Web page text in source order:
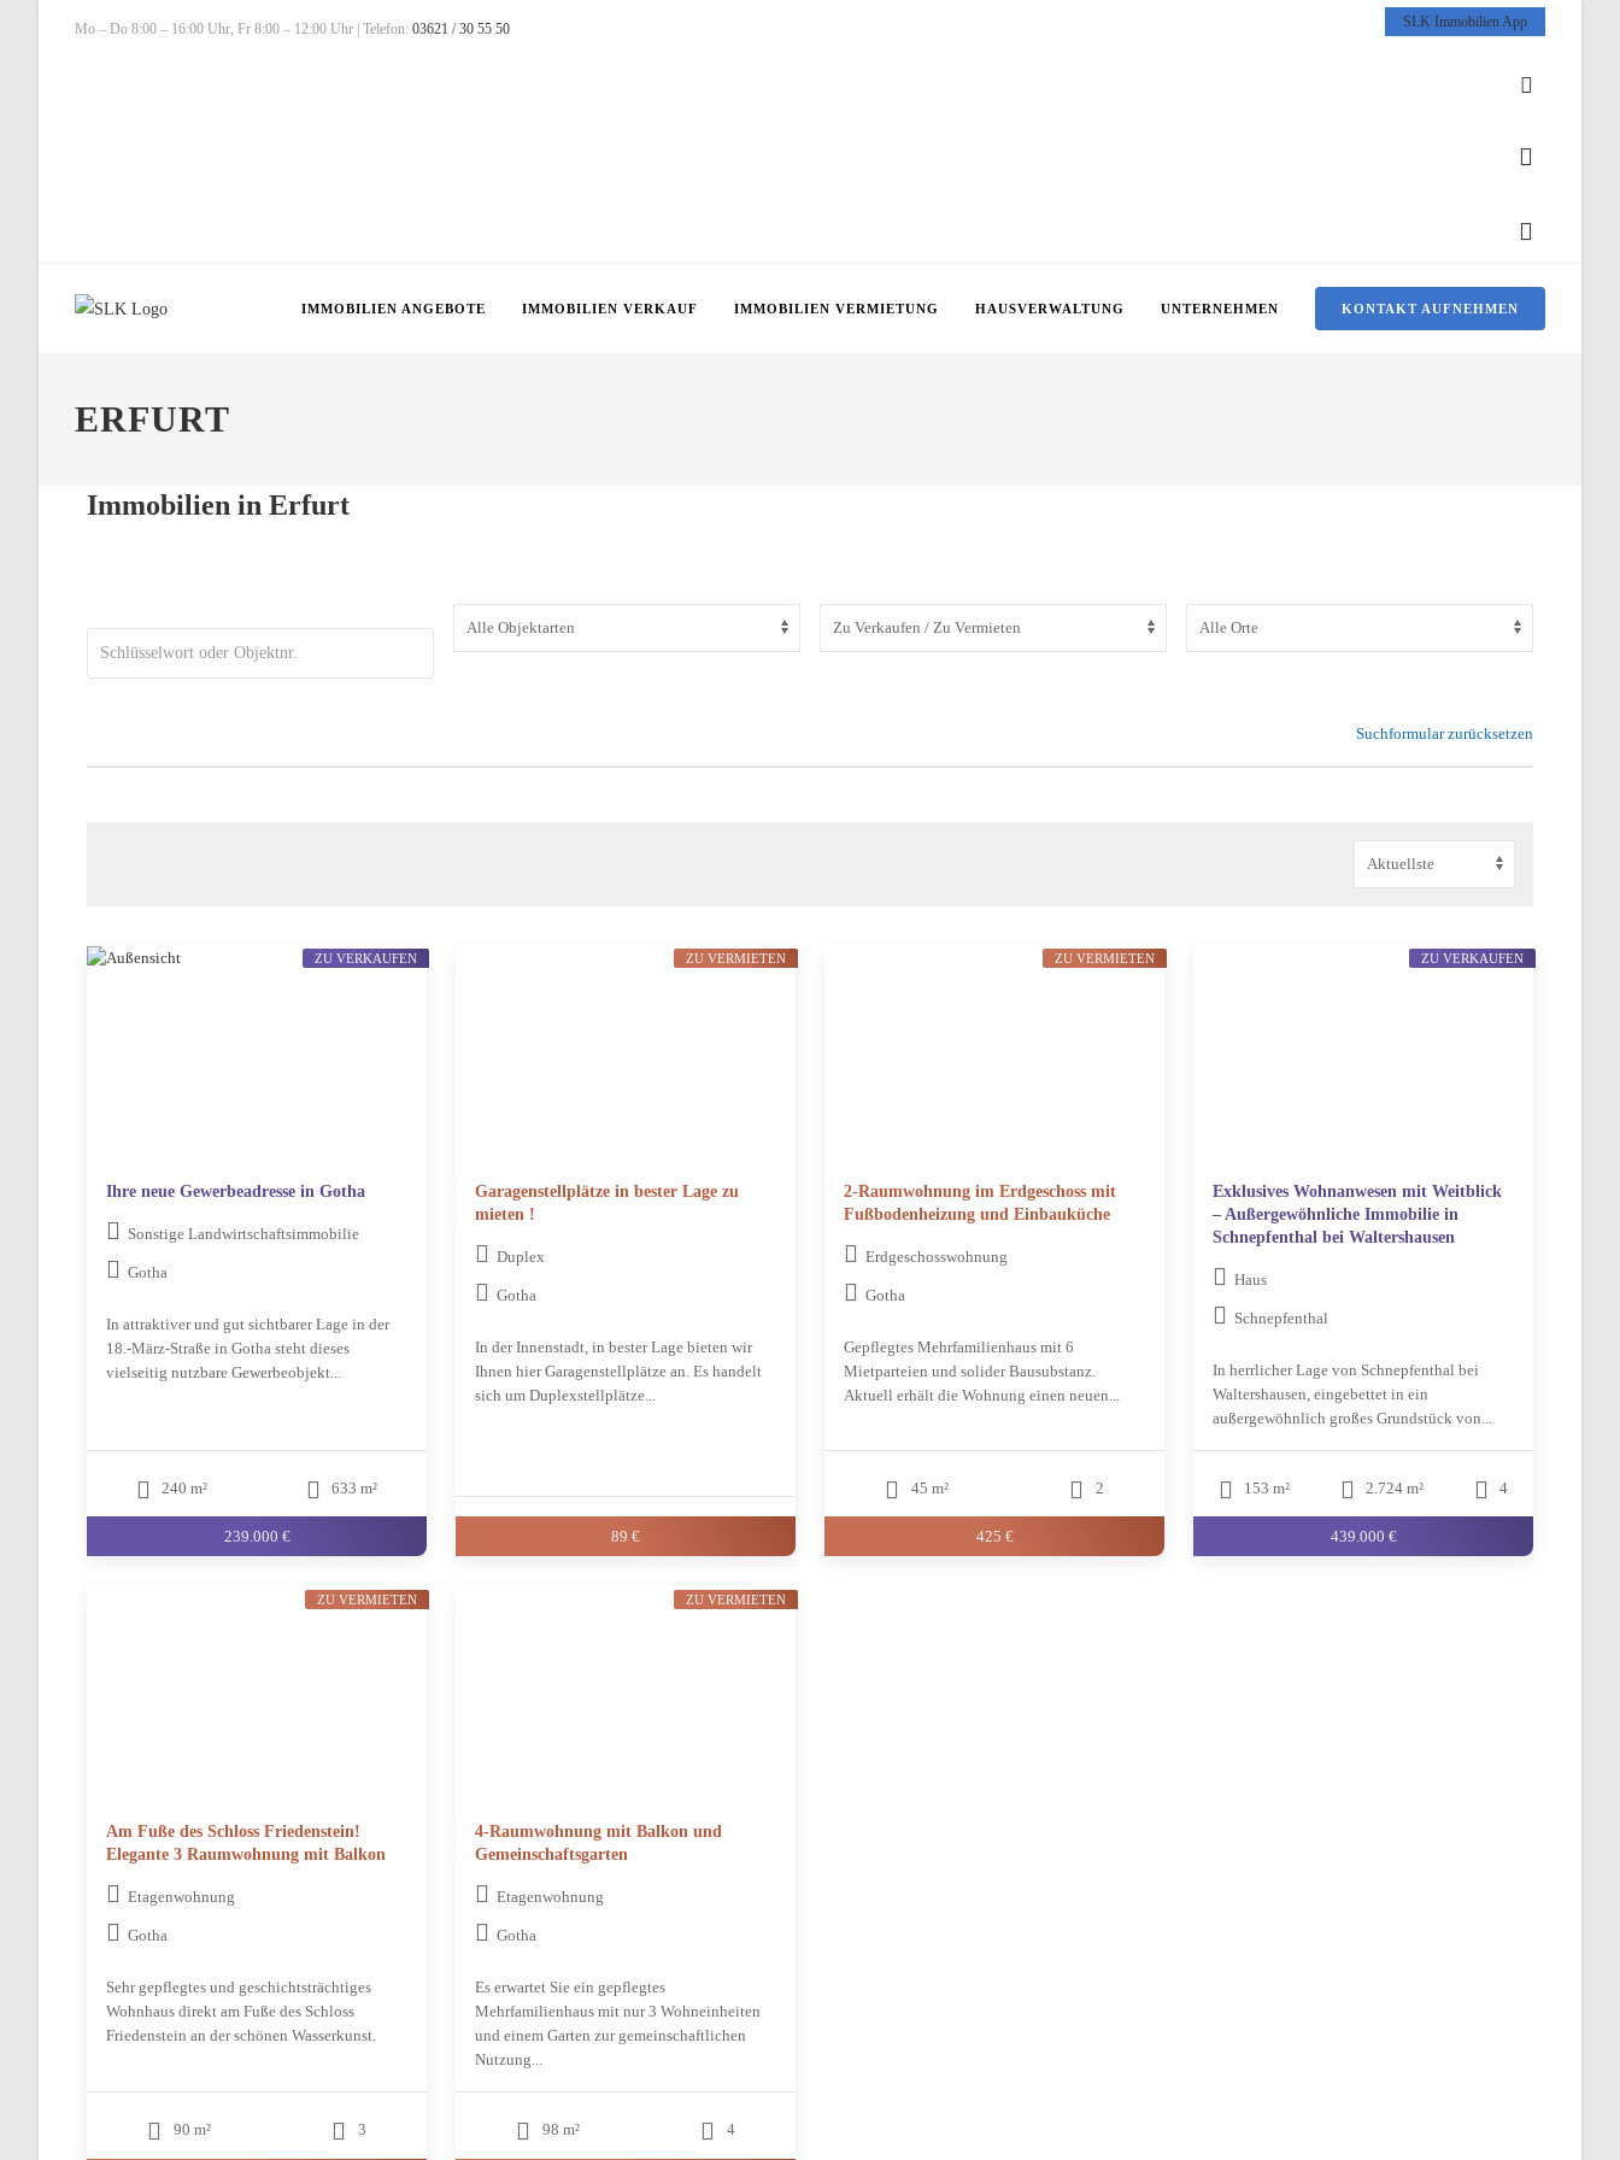
Mo – Do 8:00 – 16:00 Uhr, Fr 8:00 – 12:00 Uhr | Telefon: 03621 / 30 55 50 SLK Immobilien App
IMMOBILIEN ANGEBOTE IMMOBILIEN VERKAUF IMMOBILIEN VERMIETUNG HAUSVERWALTUNG UNTERNEHMEN KONTAKT AUFNEHMEN
ERFURT
Immobilien in Erfurt
Suchformular zurücksetzen
Ihre neue Gewerbeadresse in Gotha
Sonstige Landwirtschaftsimmobilie
Gotha
In attraktiver und gut sichtbarer Lage in der
18.-März-Straße in Gotha steht dieses
vielseitig nutzbare Gewerbeobjekt...
240 m² 633 m²
239.000 €
ZU VERKAUFEN
Garagenstellplätze in bester Lage zu
mieten !
Duplex
Gotha
In der Innenstadt, in bester Lage bieten wir
Ihnen hier Garagenstellplätze an. Es handelt
sich um Duplexstellplätze...
89 €
ZU VERMIETEN
2-Raumwohnung im Erdgeschoss mit
Fußbodenheizung und Einbauküche
Erdgeschosswohnung
Gotha
Gepflegtes Mehrfamilienhaus mit 6
Mietparteien und solider Bausubstanz.
Aktuell erhält die Wohnung einen neuen...
45 m² 2
425 €
ZU VERMIETEN
Exklusives Wohnanwesen mit Weitblick
– Außergewöhnliche Immobilie in
Schnepfenthal bei Waltershausen
Haus
Schnepfenthal
In herrlicher Lage von Schnepfenthal bei
Waltershausen, eingebettet in ein
außergewöhnlich großes Grundstück von...
153 m² 2.724 m² 4
439.000 €
ZU VERKAUFEN
Am Fuße des Schloss Friedenstein!
Elegante 3 Raumwohnung mit Balkon
Etagenwohnung
Gotha
Sehr gepflegtes und geschichtsträchtiges
Wohnhaus direkt am Fuße des Schloss
Friedenstein an der schönen Wasserkunst.
90 m² 3
ZU VERMIETEN
4-Raumwohnung mit Balkon und
Gemeinschaftsgarten
Etagenwohnung
Gotha
Es erwartet Sie ein gepflegtes
Mehrfamilienhaus mit nur 3 Wohneinheiten
und einem Garten zur gemeinschaftlichen
Nutzung...
98 m² 4
ZU VERMIETEN